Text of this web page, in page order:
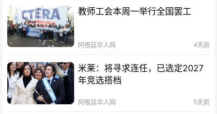
教师工会本周一举行全国罢工
阿根廷华人网 4天前
米莱：将寻求连任，已选定2027
年竞选搭档
阿根廷华人网 5天前